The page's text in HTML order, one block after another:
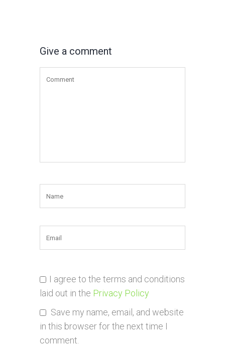
Give a comment
I agree to the terms and conditions
laid out in the Privacy Policy
Save my name, email, and website
in this browser for the next time I
comment.